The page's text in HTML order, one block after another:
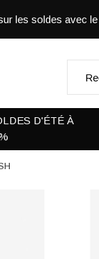
D'ÉTÉ À
les soldes avec